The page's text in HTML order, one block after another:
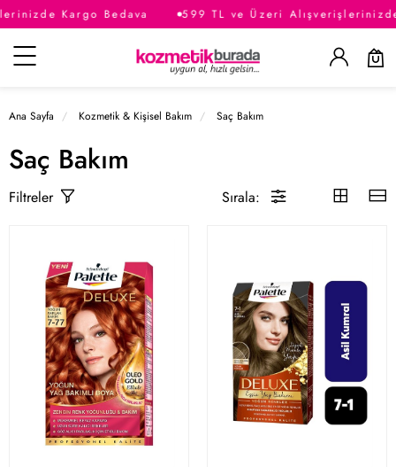
Kargo Bedava 599 TL ve Üzeri Alışverişlerinizde
Kategoriler
Ana Sayfa Kozmetik & Kişisel Bakım Saç Bakım
Saç Bakım
Filtreler Sırala: